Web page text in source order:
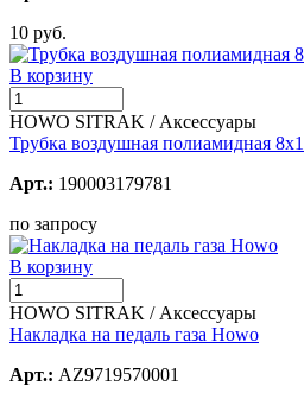
10 руб.
В корзину
HOWO SITRAK / Аксессуары
Трубка воздушная полиамидная
Арт.: 190003179781
по запросу
В корзину
HOWO SITRAK / Аксессуары
Накладка на педаль газа Howo
Арт.: AZ9719570001